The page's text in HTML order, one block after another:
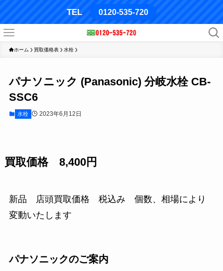
TEL 0120-535-720
ホーム 買取価格表 水栓
パナソニック (Panasonic) 分岐水栓 CB-
SSC6
水栓 2023年6月12日
買取価格 8,400円
新品 店頭買取価格 税込み 個数、相場により
変動いたします
パナソニックのご案内